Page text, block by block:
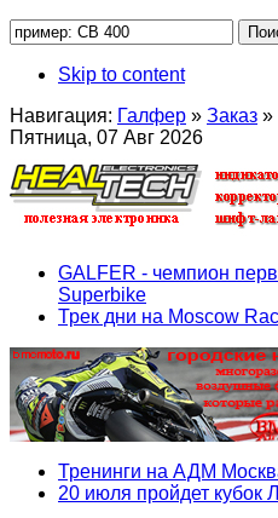
Skip to content
Навигация: Галфер » Заказ »
Пятница, 07 Авг 2026
GALFER - чемпион
Superbike
Трек дни на Moscow
Тренинги на АДМ
20 июля пройдет кубок